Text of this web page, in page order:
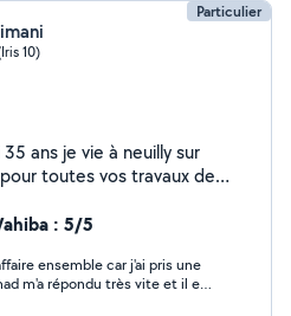
Particulier
10)
ans je vie à neuilly sur
toutes vos travaux de
pour votre déménagement.
: 5/5
ensemble car j'ai pris une
m'a répondu très vite et il est